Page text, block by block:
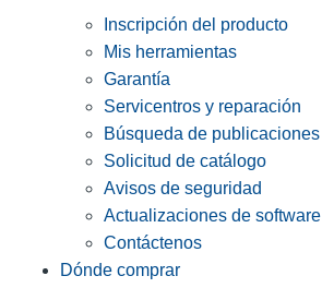
Inscripción del producto
Mis herramientas
Garantía
Servicentros y reparación
Búsqueda de publicaciones
Solicitud de catálogo
Avisos de seguridad
Actualizaciones de software
Contáctenos
Dónde comprar